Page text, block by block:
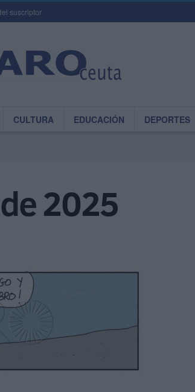
suscriptor
CULTURA EDUCACIÓN DEPORTES
2025